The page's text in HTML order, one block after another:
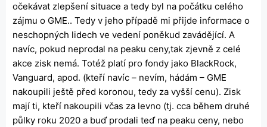
očekávat zlepšení situace a tedy byl na počátku celého
zájmu o GME.. Tedy v jeho případě mi přijde informace o
neschopných lidech ve vedení poněkud zavádějící. A
navíc, pokud neprodal na peaku ceny,tak zjevně z celé
akce zisk nemá. Totéž platí pro fondy jako BlackRock,
Vanguard, apod. (kteří navíc – nevím, hádám – GME
nakoupili ještě před koronou, tedy za vyšší cenu). Zisk
mají ti, kteří nakoupili včas za levno (tj. cca během druhé
půlky roku 2020 a buď prodali teď na peaku ceny, nebo